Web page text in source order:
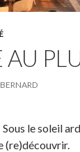
AU
BERNARD
le soleil
(re)découvrir.